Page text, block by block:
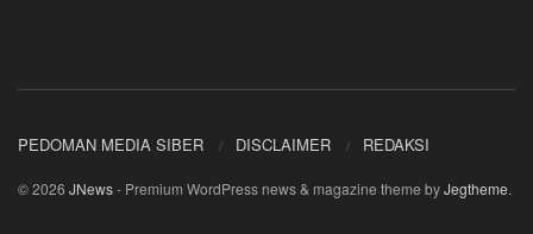
PEDOMAN MEDIA SIBER DISCLAIMER REDAKSI
© 2026 JNews- Premium WordPress news & magazine theme byJegtheme.